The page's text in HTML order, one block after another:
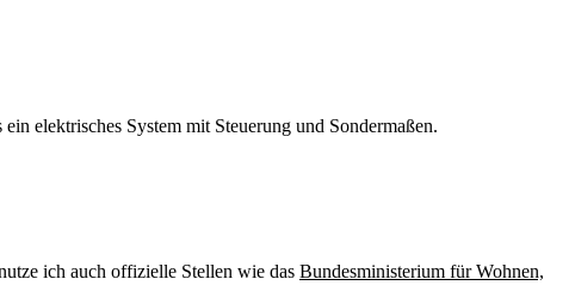
elektrisches System mit Steuerung und Sondermaßen.
ich auch offizielle Stellen wie das Bundesministerium für Wohnen,